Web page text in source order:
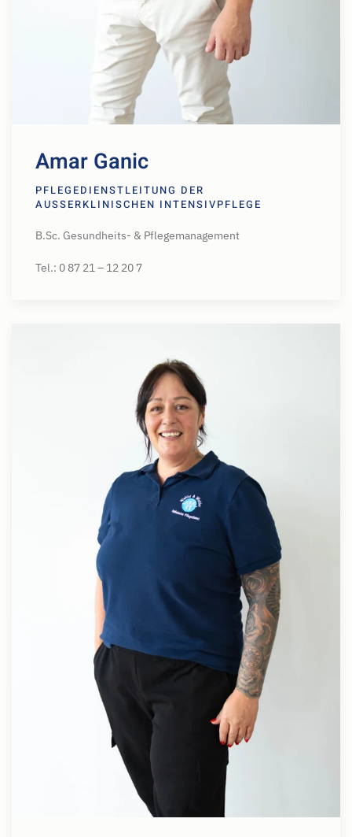
Amar Ganic
PFLEGEDIENSTLEITUNG DER
AUSSERKLINISCHEN INTENSIVPFLEGE
B.Sc. Gesundheits- & Pflegemanagement
Tel.: 0 87 21 – 12 20 7